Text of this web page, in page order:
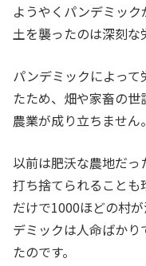
ようやくパンデミッ
土を襲ったのは深刻な
パンデミックによっ
たため、畑や家畜の世
農業が成り立ちません。
以前は肥沃な農地だ
打ち捨てられることも
だけで1000ほどの村
デミックは人命ばか
たのです。